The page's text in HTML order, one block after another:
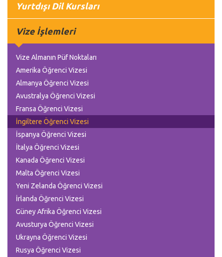
Yurtdışı Dil Kursları
Vize İşlemleri
Vize Almanın Püf Noktaları
Amerika Öğrenci Vizesi
Almanya Öğrenci Vizesi
Avustralya Öğrenci Vizesi
Fransa Öğrenci Vizesi
İngiltere Öğrenci Vizesi
İspanya Öğrenci Vizesi
İtalya Öğrenci Vizesi
Kanada Öğrenci Vizesi
Malta Öğrenci Vizesi
Yeni Zelanda Öğrenci Vizesi
İrlanda Öğrenci Vizesi
Güney Afrika Öğrenci Vizesi
Avusturya Öğrenci Vizesi
Ukrayna Öğrenci Vizesi
Rusya Öğrenci Vizesi